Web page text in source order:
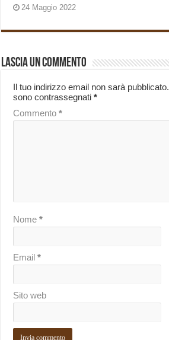
24 Maggio 2022
Lascia un commento
Il tuo indirizzo email non sarà pubblicato.
sono contrassegnati*
Commento*
Nome*
Email*
Sito web